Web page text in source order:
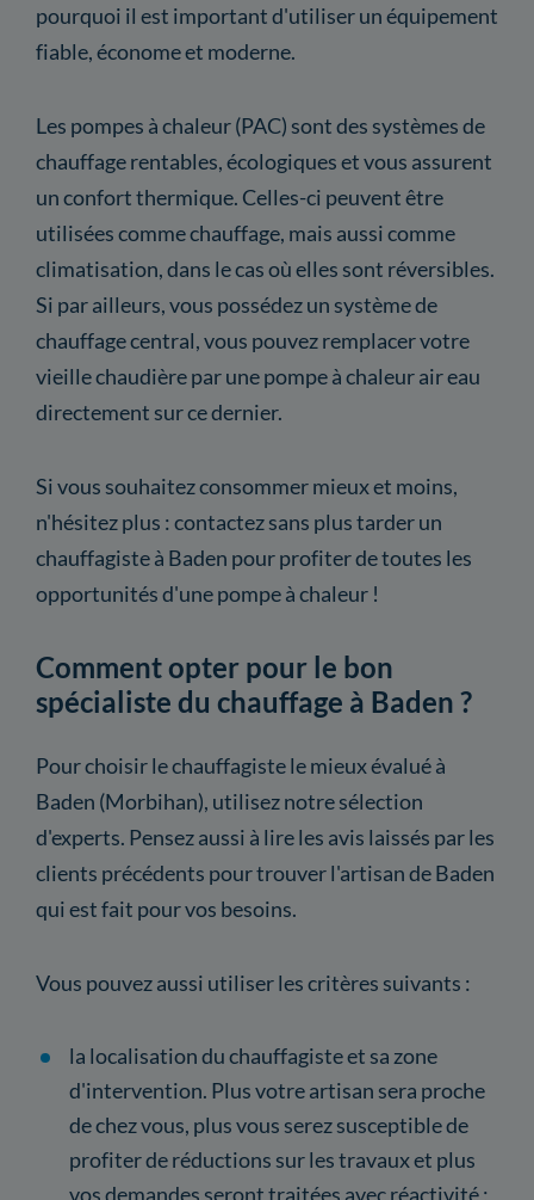
pourquoi il est important d'utiliser un équipement
fiable, économe et moderne.
Les pompes à chaleur (PAC) sont des systèmes de
chauffage rentables, écologiques et vous assurent
un confort thermique. Celles-ci peuvent être
utilisées comme chauffage, mais aussi comme
climatisation, dans le cas où elles sont réversibles.
Si par ailleurs, vous possédez un système de
chauffage central, vous pouvez remplacer votre
vieille chaudière par une pompe à chaleur air eau
directement sur ce dernier.
Si vous souhaitez consommer mieux et moins,
n'hésitez plus : contactez sans plus tarder un
chauffagiste à Baden pour profiter de toutes les
opportunités d'une pompe à chaleur !
Comment opter pour le bon
spécialiste du chauffage à Baden ?
Pour choisir le chauffagiste le mieux évalué à
Baden (Morbihan), utilisez notre sélection
d'experts. Pensez aussi à lire les avis laissés par les
clients précédents pour trouver l'artisan de Baden
qui est fait pour vos besoins.
Vous pouvez aussi utiliser les critères suivants :
la localisation du chauffagiste et sa zone
d'intervention. Plus votre artisan sera proche
de chez vous, plus vous serez susceptible de
profiter de réductions sur les travaux et plus
vos demandes seront traitées avec réactivité ;